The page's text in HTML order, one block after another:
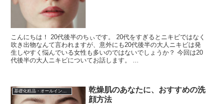
こんにちは！ 20代後半のちぃです。 20代をすぎるとニキビではなく
吹き出物なんて言われますが、意外にも20代後半の大人ニキビは発
生しやすく悩んでいる女性も多いのではないでしょうか？ 今回は20
代後半の大人ニキビについてお話します。 ...
基礎化粧品・オールインワン化粧品
乾燥肌のあなたに、おすすめの洗
顔方法